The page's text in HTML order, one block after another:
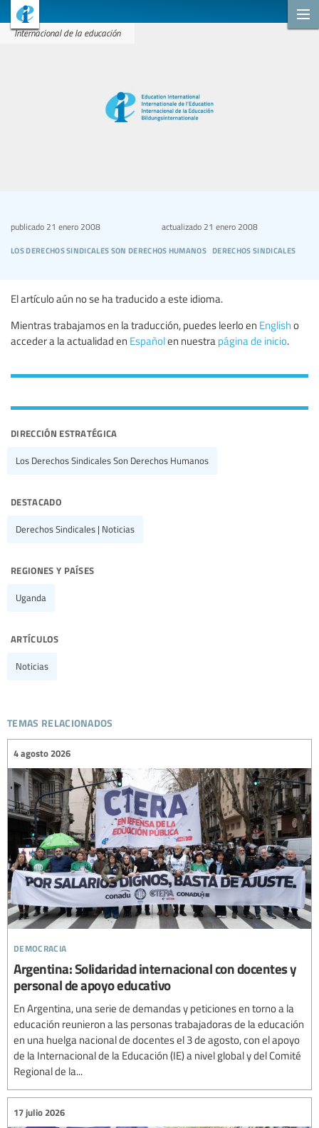
Internacional de la educación
los derechos sindicales son derechos humanos derechos sindicales
publicado 21 enero 2008 actualizado21 enero 2008
El artículo aún no se ha traducido a este idioma.
Mientras trabajamos en la traducción, puedes leerlo en English o
acceder a la actualidad en Españolen nuestra página de inicio.
dirección estratégica
Los Derechos Sindicales Son Derechos Humanos
destacado
Derechos Sindicales | Noticias
regiones y países
Uganda
artículos
Noticias
temas relacionados
democracia
4 agosto 2026
Argentina: Solidaridad internacional con docentes y
personal de apoyo educativo
En Argentina, una serie de demandas y peticiones en torno a la
educación reunieron a las personas trabajadoras de la educación
en una huelga nacional de docentes el 3 de agosto, con el apoyo
de la Internacional de la Educación (IE) a nivel global y del Comité
Regional de la...
17 julio 2026